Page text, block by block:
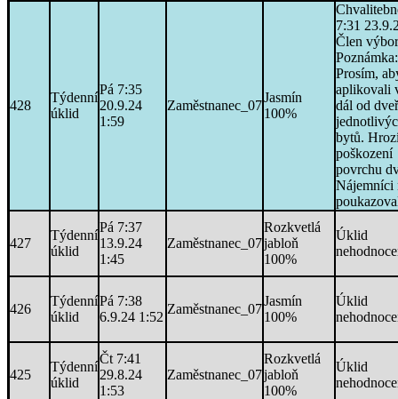
428
Týdenní
úklid
Pá 7:35
20.9.24
1:59
Zaměstnanec_07
Jasmín
100%
7:31
Člen
Poznámka:
Prosím,
aplikovali
dál od
bytů.
poškození
povrchu
Nájemníci
427
Týdenní
úklid
Pá 7:37
13.9.24
1:45
Zaměstnanec_07
Rozkvetlá
jabloň
100%
Úklid
426
Týdenní
úklid
Pá 7:38
6.9.24 1:52
Zaměstnanec_07
Jasmín
100%
Úklid
425
Týdenní
úklid
Čt 7:41
29.8.24
1:53
Zaměstnanec_07
Rozkvetlá
jabloň
100%
Úklid